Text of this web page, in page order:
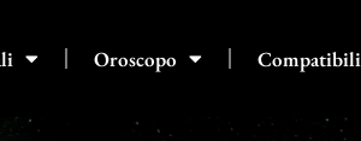
Oroscopo